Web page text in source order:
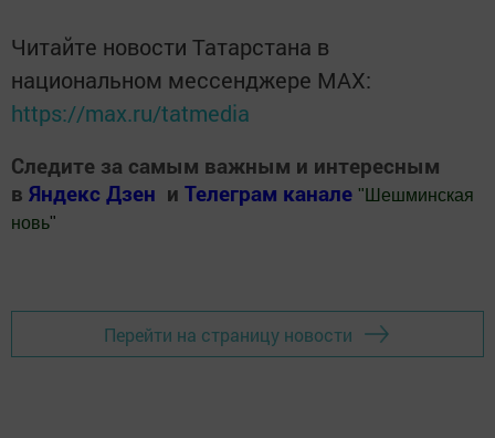
Читайте новости Татарстана в
национальном мессенджере MАХ:
https://max.ru/tatmedia
Следите за самым важным и интересным
в Яндекс Дзен и Телеграм канале " Шешминская
новь"
Перейти на страницу новости